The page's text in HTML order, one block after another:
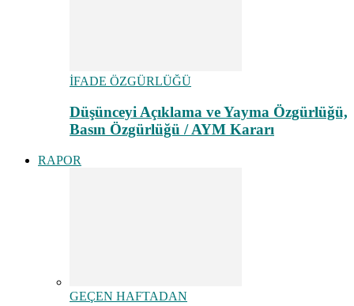
İFADE ÖZGÜRLÜĞÜ
Düşünceyi Açıklama ve Yayma Özgürlüğü,
Basın Özgürlüğü / AYM Kararı
RAPOR
GEÇEN HAFTADAN